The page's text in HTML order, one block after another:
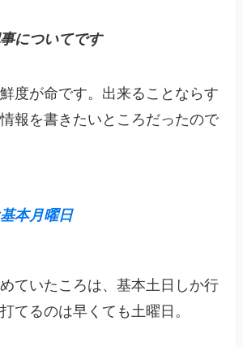
についてです
度が命です。出来ることならす
報を書きたいところだったので
本月曜日
ていたころは、基本土日しか行
てるのは早くても土曜日。